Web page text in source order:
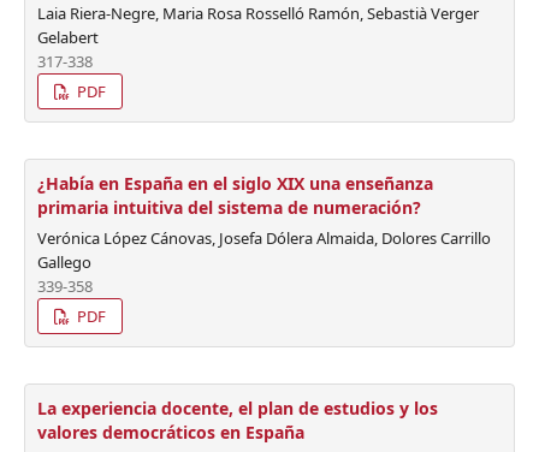
Laia Riera-Negre, Maria Rosa Rosselló Ramón, Sebastià Verger
Gelabert
317-338
PDF
¿Había en España en el siglo XIX una enseñanza
primaria intuitiva del sistema de numeración?
Verónica López Cánovas, Josefa Dólera Almaida, Dolores Carrillo
Gallego
339-358
PDF
La experiencia docente, el plan de estudios y los
valores democráticos en España